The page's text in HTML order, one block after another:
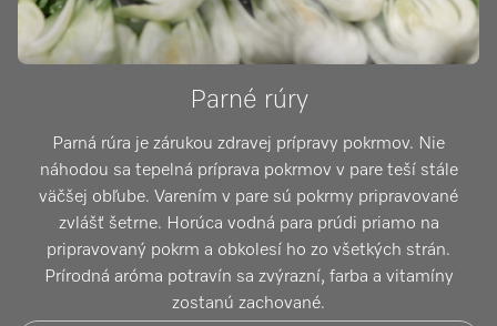
Parné rúry
Parná rúra je zárukou zdravej prípravy pokrmov. Nie
náhodou sa tepelná príprava pokrmov v pare teší stále
väčšej obľube. Varením v pare sú pokrmy pripravované
zvlášť šetrne. Horúca vodná para prúdi priamo na
pripravovaný pokrm a obkolesí ho zo všetkých strán.
Prírodná aróma potravín sa zvýrazní, farba a vitamíny
zostanú zachované.